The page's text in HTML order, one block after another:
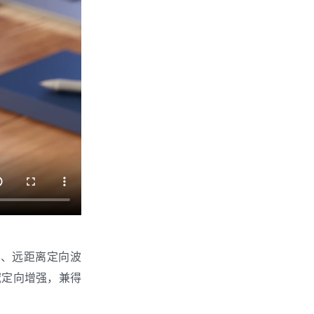
远距离定向波
向增强，兼得